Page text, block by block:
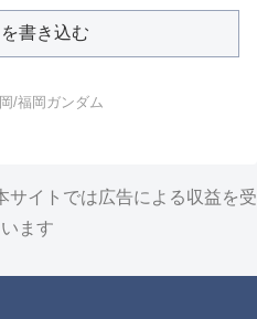
書き込む
/福岡ガンダム
サイトでは広告による収益を受
ます